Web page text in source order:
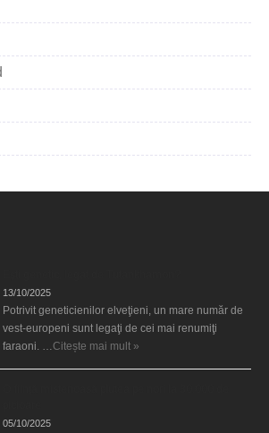
13/10/2025
Potrivit geneticienilor elveţieni, un mare număr de
vest-europeni sunt legaţi de cei mai renumiţi
faraoni. …Citește mai mult »
05/10/2025